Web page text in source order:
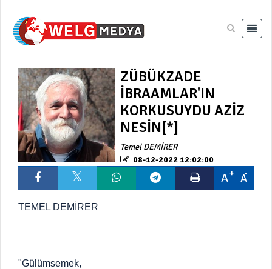
ZÜBÜKZADE
İBRAAMLAR'IN
KORKUSUYDU AZİZ
NESİN[*]
Temel DEMİRER
08-12-2022 12:02:00
A A
TEMEL DEMİRER
"Gülümsemek,